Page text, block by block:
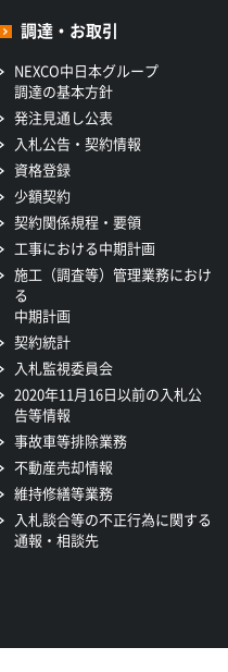
調達・お取引
NEXCO中日本グループ
調達の基本方針
発注見通し公表
入札公告・契約情報
資格登録
少額契約
契約関係規程・要領
工事における中期計画
施工（調査等）管理業務におけ
る
中期計画
契約統計
入札監視委員会
2020年11月16日以前の入札公
告等情報
事故車等排除業務
不動産売却情報
維持修繕等業務
入札談合等の不正行為に関する
通報・相談先